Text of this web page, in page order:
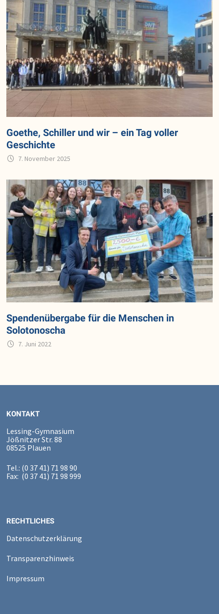
Goethe, Schiller und wir – ein Tag voller
Geschichte
7. November 2025
Spendenübergabe für die Menschen in
Solotonoscha
7. Juni 2022
KONTAKT
Lessing-Gymnasium
Jößnitzer Str. 88
08525 Plauen
Tel.: (0 37 41) 71 98 90
Fax: (0 37 41) 71 98 999
RECHTLICHES
Datenschutzerklärung
Transparenzhinweis
Impressum